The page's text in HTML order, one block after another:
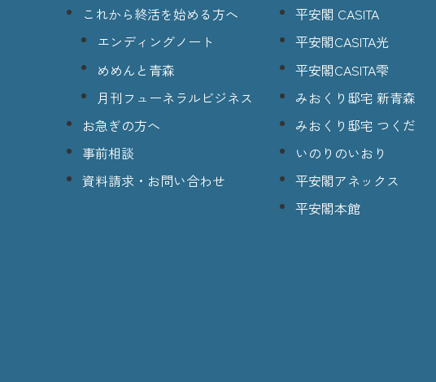
これから終活を始める方へ
エンディングノート
めめんと青森
月刊フューネラルビジネス
お急ぎの方へ
事前相談
資料請求・お問い合わせ
平安閣 CASITA
平安閣CASITA光
平安閣CASITA雫
みおくり邸宅 新青森
みおくり邸宅 つくだ
いのりのいおり
平安閣アネックス
平安閣本館